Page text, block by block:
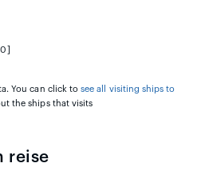
You can click tosee all visiting ships to
the ships that visits
reise